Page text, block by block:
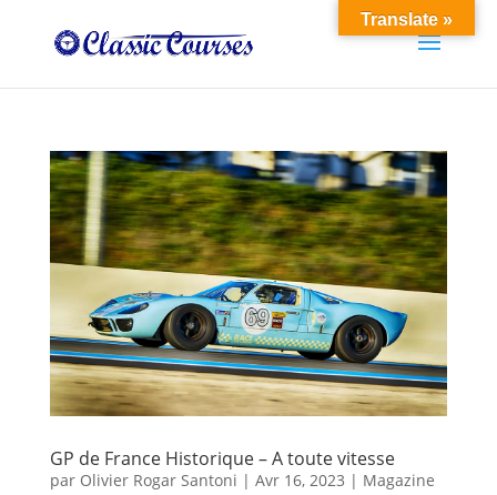
GP de France Historique – A toute vitesse
par Olivier Rogar Santoni | Avr 16, 2023 | Magazine
Translate »